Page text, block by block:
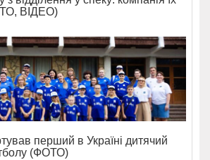
ВІДЕО)
перший в Україні дитячий
(ФОТО)